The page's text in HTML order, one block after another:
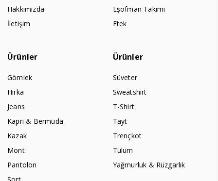
Hakkımızda
İletişim
Eşofman Takımı
Etek
Ürünler
Gömlek
Hırka
Jeans
Kapri & Bermuda
Kazak
Mont
Pantolon
Ürünler
Süveter
Sweatshirt
T-Shirt
Tayt
Trençkot
Tulum
Yağmurluk & Rüzgarlık